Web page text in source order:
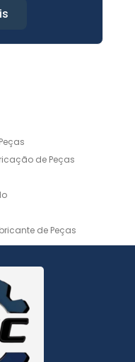
de Peças
de Peças
Pesada
Usinagem